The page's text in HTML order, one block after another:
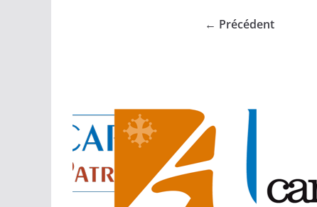
← Précédent